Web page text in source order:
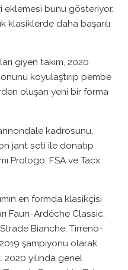
eklemesi bunu gösteriyor.
klasiklerde daha başarılı
giyen takım, 2020
koyulaştırıp pembe
oluşan yeni bir forma
kadrosunu,
jant seti ile donatıp
Prologo, FSA ve Tacx
en formda klasikçisi
Faun-Ardèche Classic,
Bianche, Tirreno-
şampiyonu olarak
yılında genel